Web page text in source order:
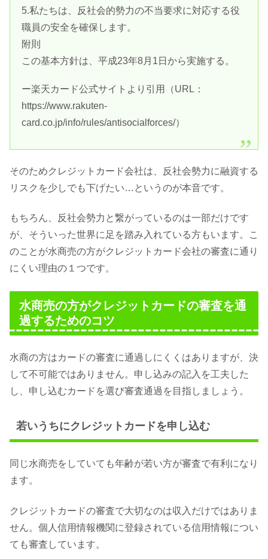
5.私たちは、反社会的勢力の不当要求に対応する役
職員の安全を確保します。
附則
この基本方針は、平成23年8月1日から実施する。
ー楽天カード公式サイトより引用（URL：
https://www.rakuten-
card.co.jp/info/rules/antisocialforces/）
そのためクレジットカード会社は、反社会勢力に融資する
リスクを少しでも下げたい…というのが本音です。
もちろん、反社会勢力と繋がっているのは一部だけです
が、そういった世界に足を踏み入れている方もいます。こ
のことが水商売の方がクレジットカード会社の審査に通り
にくい理由の１つです。
水商売の方がクレジットカードの審査を通
過するためのコツ
水商の方はカードの審査に通過しにくくはありますが、決
して不可能ではありません。申し込みの記入を工夫した
し、申し込むカードを選び審査通過を目指しましょう。
若いうちにクレジットカードを申し込む
同じ水商売をしていても年齢が若い方が審査で有利になり
ます。
クレジットカードの審査で大切なのは収入だけではありま
せん。個人信用情報機関に登録されている信用情報につい
ても審査しています。